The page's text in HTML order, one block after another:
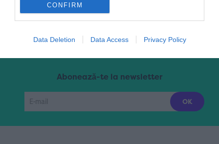
CONFIRM
Data Deletion Data Access Privacy Policy
Abonează-te la newsletter